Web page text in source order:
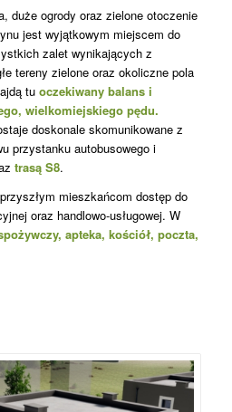
duże ogrody oraz zielone otoczenie
jest wyjątkowym miejscem do
zalet wynikających z
tereny zielone oraz okoliczne pola
tu oczekiwany balans i
wielkomiejskiego pędu.
doskonale skomunikowane z
przystanku autobusowego i
trasą S8.
mieszkańcom dostęp do
oraz handlowo-usługowej. W
apteka, kościół, poczta,